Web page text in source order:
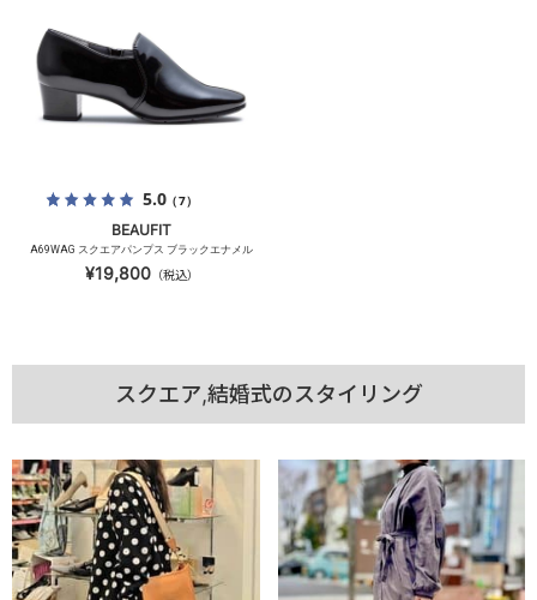
5.0（7）
BEAUFIT
A69WAG スクエアパンプス ブラックエナメル
¥19,800（税込）
スクエア,結婚式のスタイリング